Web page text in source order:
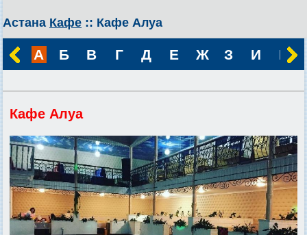
Астана Кафе :: Кафе Алуа
А Б В Г Д Е Ж З И К
Кафе Алуа